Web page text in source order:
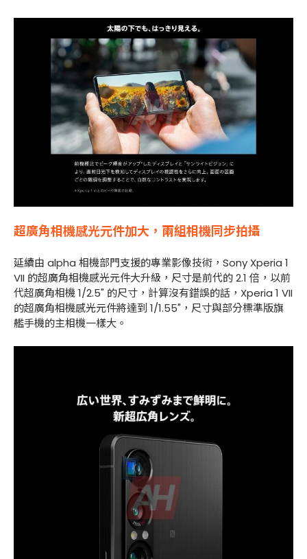
超廣角相機感光元件加大，兩組相機同步拍攝
延續由 alpha 相機部門支援的專業影像技術，Sony Xperia 1
VII 的超廣角相機感光元件大升級，尺寸是前代的 2.1 倍，以前
代超廣角相機 1/2.5" 的尺寸，計算沒有錯誤的話，Xperia 1 VII
的超廣角相機感光元件將達到 1/1.55"，尺寸與部分標準版旗
艦手機的主相機一樣大。